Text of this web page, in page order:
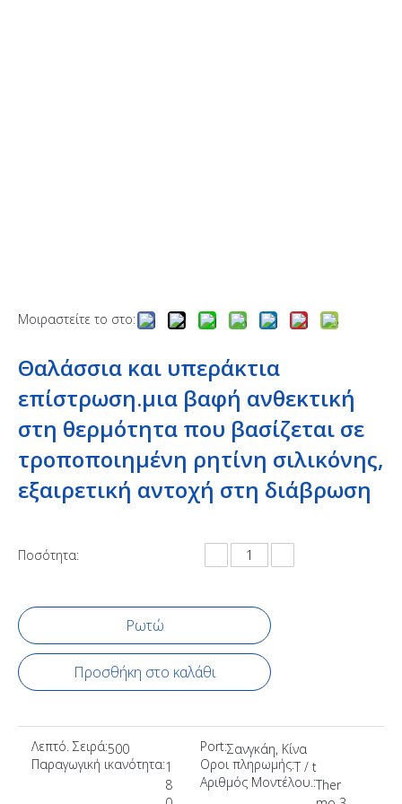
Μοιραστείτε το στο:
Θαλάσσια και υπεράκτια
επίστρωση.μια βαφή ανθεκτική
στη θερμότητα που βασίζεται σε
τροποποιημένη ρητίνη σιλικόνης,
εξαιρετική αντοχή στη διάβρωση
Ποσότητα:
Ρωτώ
Προσθήκη στο καλάθι
Λεπτό. Σειρά:500 Port:Σανγκάη, Κίνα
Παραγωγική ικανότητα:1
8
Οροι πληρωμής:T / t
Αριθμός Μοντέλου.:Ther